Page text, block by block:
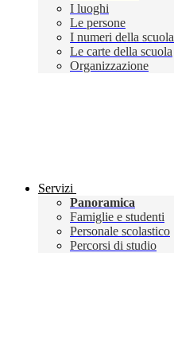
I luoghi
Le persone
I numeri della scuola
Le carte della scuola
Organizzazione
Servizi
Panoramica
Famiglie e studenti
Personale scolastico
Percorsi di studio